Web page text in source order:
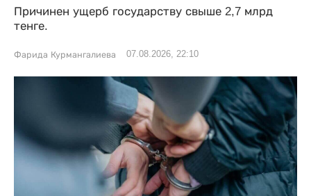
Причинен ущерб государству свыше 2,7 млрд
тенге.
Фарида Курмангалиева 07.08.2026, 22:10